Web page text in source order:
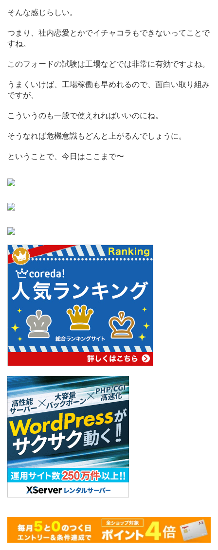
そんな感じらしい。
つまり、社内恋愛とかでイチャコラもできないってことで
すね。
このフォードの試験は工場などでは非常に有効ですよね。
うまくいけば、工場稼働も早めれるので、面白い取り組み
ですが、
こういうのも一般で使えれればいいのにね。
そうなれば危機意識もどんと上がるんでしょうに。
ということで、今日はここまで〜